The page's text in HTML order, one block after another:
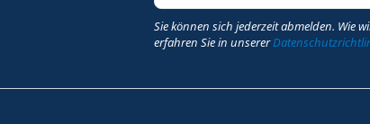
Sie können sich jederzeit abmelden. Wie
erfahren Sie in unserer